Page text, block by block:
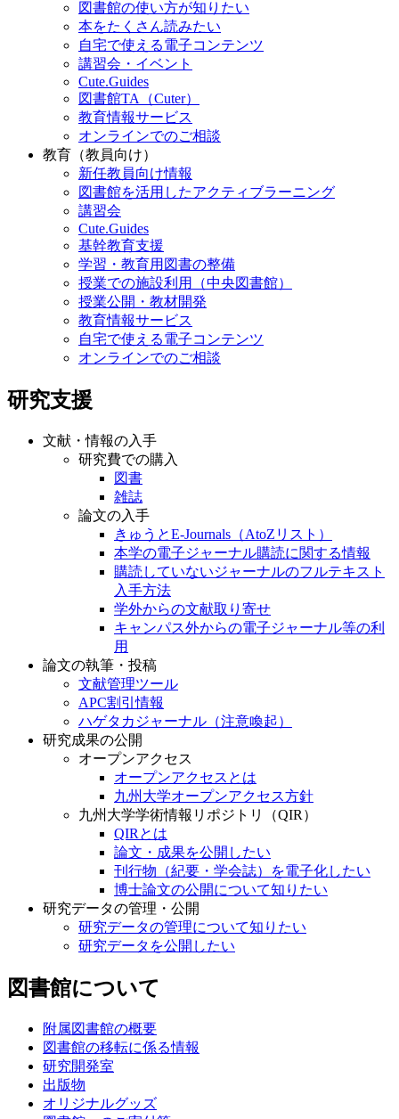
図書館の使い方が知りたい
本をたくさん読みたい
自宅で使える電子コンテンツ
講習会・イベント
Cute.Guides
図書館TA（Cuter）
教育情報サービス
オンラインでのご相談
教育（教員向け）
新任教員向け情報
図書館を活用したアクティブラーニング
講習会
Cute.Guides
基幹教育支援
学習・教育用図書の整備
授業での施設利用（中央図書館）
授業公開・教材開発
教育情報サービス
自宅で使える電子コンテンツ
オンラインでのご相談
研究支援
文献・情報の入手
研究費での購入
図書
雑誌
論文の入手
きゅうとE-Journals（AtoZリスト）
本学の電子ジャーナル購読に関する情報
購読していないジャーナルのフルテキスト
入手方法
学外からの文献取り寄せ
キャンパス外からの電子ジャーナル等の利
用
論文の執筆・投稿
文献管理ツール
APC割引情報
ハゲタカジャーナル（注意喚起）
研究成果の公開
オープンアクセス
オープンアクセスとは
九州大学オープンアクセス方針
九州大学学術情報リポジトリ（QIR）
QIRとは
論文・成果を公開したい
刊行物（紀要・学会誌）を電子化したい
博士論文の公開について知りたい
研究データの管理・公開
研究データの管理について知りたい
研究データを公開したい
図書館について
附属図書館の概要
図書館の移転に係る情報
研究開発室
出版物
オリジナルグッズ